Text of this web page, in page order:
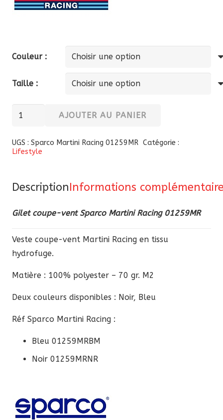
Couleur :
Taille :
quantité
Gilet
coupe-
Racing
AJOUTER AU PANIER
UGS : Sparco Martini Racing 01259MR Catégorie :
Lifestyle
DescriptionInformations
Gilet coupe-vent Sparco Martini Racing 01259MR
Veste coupe-vent Martini Racing en tissu
hydrofuge.
Matière : 100% polyester – 70 gr. M2
Deux couleurs disponibles : Noir, Bleu
Réf Sparco Martini Racing :
Bleu 01259MRBM
Noir 01259MRNR